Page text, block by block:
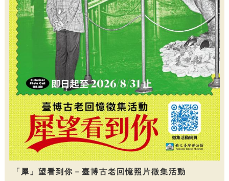
「犀」望看到你－臺博古老回憶照片徵集活動